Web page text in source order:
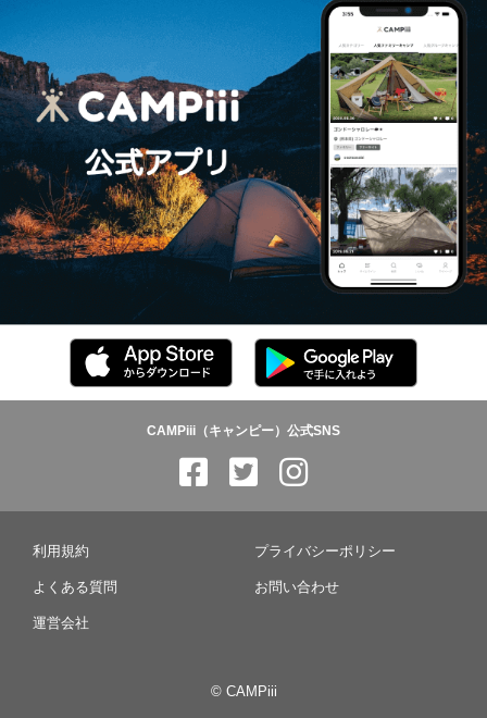
CAMPiii（キャンピー）公式SNS
利用規約 プライバシーポリシー
よくある質問 お問い合わせ
運営会社
© CAMPiii